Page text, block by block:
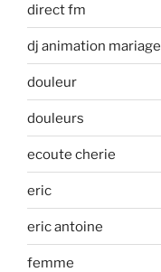
direct fm
dj animation mariage
douleur
douleurs
ecoute cherie
eric
eric antoine
femme